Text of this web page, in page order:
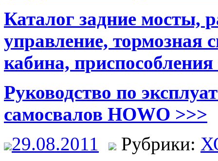
Каталог задние мосты,
управление, тормозная
кабина,
Руководство по
самосвалов HOWO >>>
29.08.2011
Рубрики: